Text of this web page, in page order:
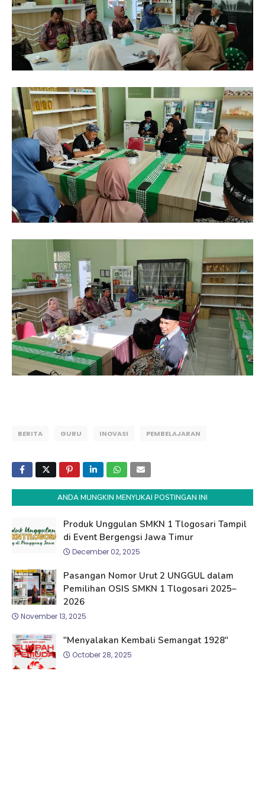
BERITA GURU INOVASI PEMBELAJARAN
ANDA MUNGKIN MENYUKAI POSTINGAN INI
Produk Unggulan SMKN 1 Tlogosari Tampil
di Event Bergengsi Jawa Timur
December 02, 2025
Pasangan Nomor Urut 2 UNGGUL dalam
Pemilihan OSIS SMKN 1 Tlogosari 2025–
2026
November 13, 2025
"Menyalakan Kembali Semangat 1928"
October 28, 2025